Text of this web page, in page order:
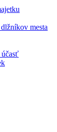
mesta
účasť